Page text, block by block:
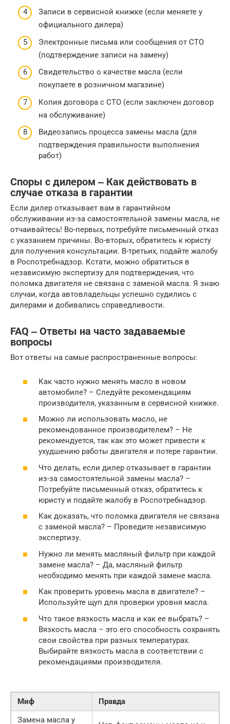
Записи в сервисной книжке (если меняете у
официального дилера)
Электронные письма или сообщения от СТО
(подтверждение записи на замену)
Свидетельство о качестве масла (если
покупаете в розничном магазине)
Копия договора с СТО (если заключен договор
на обслуживание)
Видеозапись процесса замены масла (для
подтверждения правильности выполнения
работ)
Споры с дилером ‒ Как действовать в
случае отказа в гарантии
Если дилер отказывает вам в гарантийном
обслуживании из-за самостоятельной замены масла, не
отчаивайтесь! Во-первых, потребуйте письменный отказ
с указанием причины. Во-вторых, обратитесь к юристу
для получения консультации. В-третьих, подайте жалобу
в Роспотребнадзор. Кстати, можно обратиться в
независимую экспертизу для подтверждения, что
поломка двигателя не связана с заменой масла. Я знаю
случаи, когда автовладельцы успешно судились с
дилерами и добивались справедливости.
FAQ ‒ Ответы на часто задаваемые
вопросы
Вот ответы на самые распространенные вопросы:
Как часто нужно менять масло в новом
автомобиле? – Следуйте рекомендациям
производителя, указанным в сервисной книжке.
Можно ли использовать масло, не
рекомендованное производителем? – Не
рекомендуется, так как это может привести к
ухудшению работы двигателя и потере гарантии.
Что делать, если дилер отказывает в гарантии
из-за самостоятельной замены масла? –
Потребуйте письменный отказ, обратитесь к
юристу и подайте жалобу в Роспотребнадзор.
Как доказать, что поломка двигателя не связана
с заменой масла? – Проведите независимую
экспертизу.
Нужно ли менять масляный фильтр при каждой
замене масла? – Да, масляный фильтр
необходимо менять при каждой замене масла.
Как проверить уровень масла в двигателе? –
Используйте щуп для проверки уровня масла.
Что такое вязкость масла и как ее выбрать? –
Вязкость масла – это его способность сохранять
свои свойства при разных температурах.
Выбирайте вязкость масла в соответствии с
рекомендациями производителя.
Миф
Правда
Замена масла у